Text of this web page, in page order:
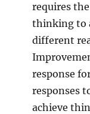
requires
thinking to
different
response
responses
achieve